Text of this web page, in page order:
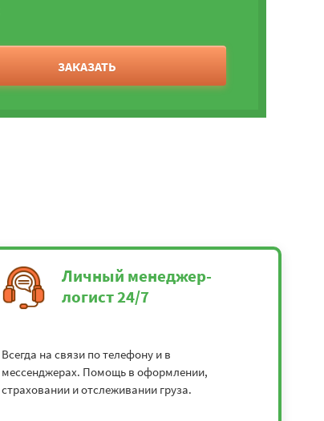
ЗАКАЗАТЬ
Личный менеджер-
логист 24/7
Всегда на связи по телефону и в
мессенджерах. Помощь в оформлении,
страховании и отслеживании груза.